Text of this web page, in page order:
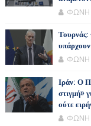
ΦΩΝΗ
Τουρνάς:
ΦΩΝΗ
Ιράν: Ο
στιγμή»
ούτε
ΦΩΝΗ